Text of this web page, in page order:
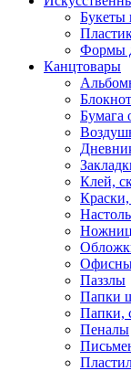
Букеты
Формы
Канцтовары
Бумага
Клей,
Паззлы
Папки
Папки,
Пеналы